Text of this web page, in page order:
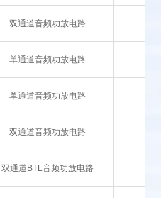
双通道音频功放电路
单通道音频功放电路
单通道音频功放电路
双通道音频功放电路
双通道BTL音频功放电路